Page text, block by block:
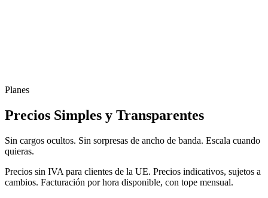
Planes
Precios Simples y Transparentes
Sin cargos ocultos. Sin sorpresas de ancho de banda. Escala cuando
quieras.
Precios sin IVA para clientes de la UE. Precios indicativos, sujetos a
cambios. Facturación por hora disponible, con tope mensual.